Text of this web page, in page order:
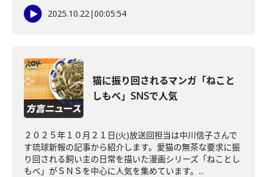
2025.10.22|00:05:54
猫に振り回されるマンガ「ねこと
しもべ」SNSで人気
２０２５年１０月２１日(火)放送回担当は中川信子さんで
す琉球新報の記事から紹介します。愛猫の無茶な要求に振
り回される飼い主の日常を描いた漫画シリーズ「ねことし
もべ」がＳＮＳを中心に人気を集めています。...